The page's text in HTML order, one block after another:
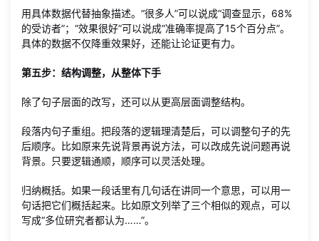
用具体数据代替抽象描述。“很多人”可以说成“调查显示，68%
的受访者”；“效果很好”可以说成“准确率提高了15个百分点”。
具体的数据不仅降重效果好，还能让论证更有力。
第五步：结构调整，从整体下手
除了句子层面的改写，还可以从更高层面调整结构。
段落内句子重组。把段落的逻辑理清楚后，可以调整句子的先
后顺序。比如原来先说背景再说方法，可以改成先说问题再说
背景。只要逻辑通顺，顺序可以灵活处理。
归纳概括。如果一段话里有几句话在讲同一个意思，可以用一
句话把它们概括起来。比如原文列举了三个相似的观点，可以
写成“多位研究者都认为……”。